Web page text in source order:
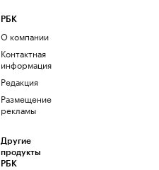
РБК
О компании
Контактная
информация
Редакция
Размещение
рекламы
Другие
продукты
РБК